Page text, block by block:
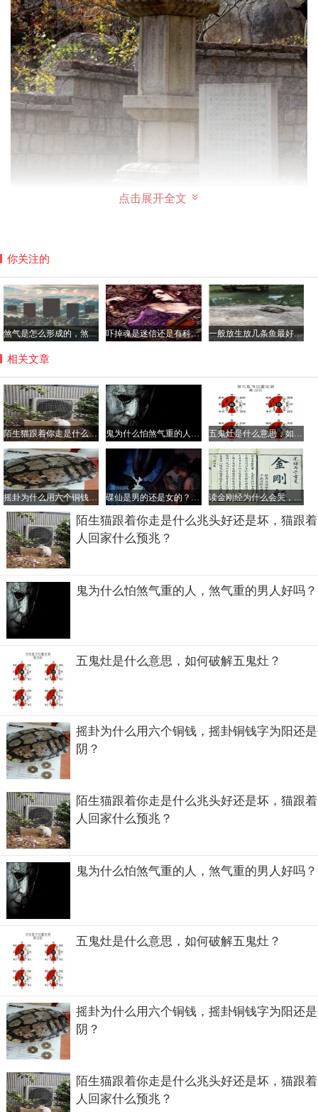
和尚墓里面有陪葬的文物吗
佛教是一种在我国流行了千年以上的外来文化，在佛教思想
中，和尚圆寂之后有两种葬法，第一是缸葬，其一是火葬。
缸葬，既在和尚圆寂之后将遗体放入瓮棺，有的得道高僧因
之后的和尚遗体用火烧，能够烧出舍利子的就会被供奉在塔
内，无法烧出舍利子的僧人遗骨也会被放入砖塔供奉起来。
一个僧人的墓穴，无论修的大小与否，墓室内基本上不会出
僧，在死后自然也不可能带着钱物一起随葬，陪葬的文物就
更是少之又少了。在明清时期，曾经有盗墓贼挖开了严巨光
大师的墓穴，后来为了保护专家学者就进行了保护性发掘，
物。
点击展开全文
你关注的
煞气是怎么形成的，煞气重的人克身边的人真假？ 吓掉魂是迷信还是有科学依据，吓掉魂的症状有哪些？ 一般放生放几条鱼最好，经常放生的人身上有光真的吗？
相关文章
陌生猫跟着你走是什么兆头好还是坏，猫跟着人回家什么预兆？ 鬼为什么怕煞气重的人，煞气重的男人好吗？ 五鬼灶是什么意思，如何破解五鬼灶？
摇卦为什么用六个铜钱，摇卦铜钱字为阳还是阴？ 碟仙是男的还是女的？碟仙是不是真的存在 读金刚经为什么会哭，读金刚经会倒霉真的假的？
陌生猫跟着你走是什么兆头好还是坏，猫跟着
人回家什么预兆？
鬼为什么怕煞气重的人，煞气重的男人好吗？
五鬼灶是什么意思，如何破解五鬼灶？
摇卦为什么用六个铜钱，摇卦铜钱字为阳还是
阴？
陌生猫跟着你走是什么兆头好还是坏，猫跟着
人回家什么预兆？
鬼为什么怕煞气重的人，煞气重的男人好吗？
五鬼灶是什么意思，如何破解五鬼灶？
摇卦为什么用六个铜钱，摇卦铜钱字为阳还是
阴？
陌生猫跟着你走是什么兆头好还是坏，猫跟着
人回家什么预兆？